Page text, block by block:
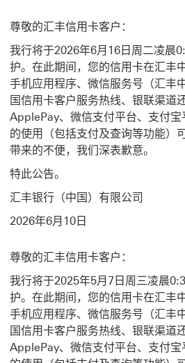
尊敬的汇丰信用卡客户：
我行将于2026年6月16日周二凌晨
护。在此期间，您的信用卡在汇丰
手机应用程序、微信服务号（汇丰
国信用卡客户服务热线、银联渠道
ApplePay、微信支付平台、支付
的使用（包括支付及查询等功能）
带来的不便，我们深表歉意。
特此公告。
汇丰银行（中国）有限公司
2026年6月10日
尊敬的汇丰信用卡客户：
我行将于2025年5月7日周三凌晨
护。在此期间，您的信用卡在汇丰
手机应用程序、微信服务号（汇丰
国信用卡客户服务热线、银联渠道
ApplePay、微信支付平台、支付